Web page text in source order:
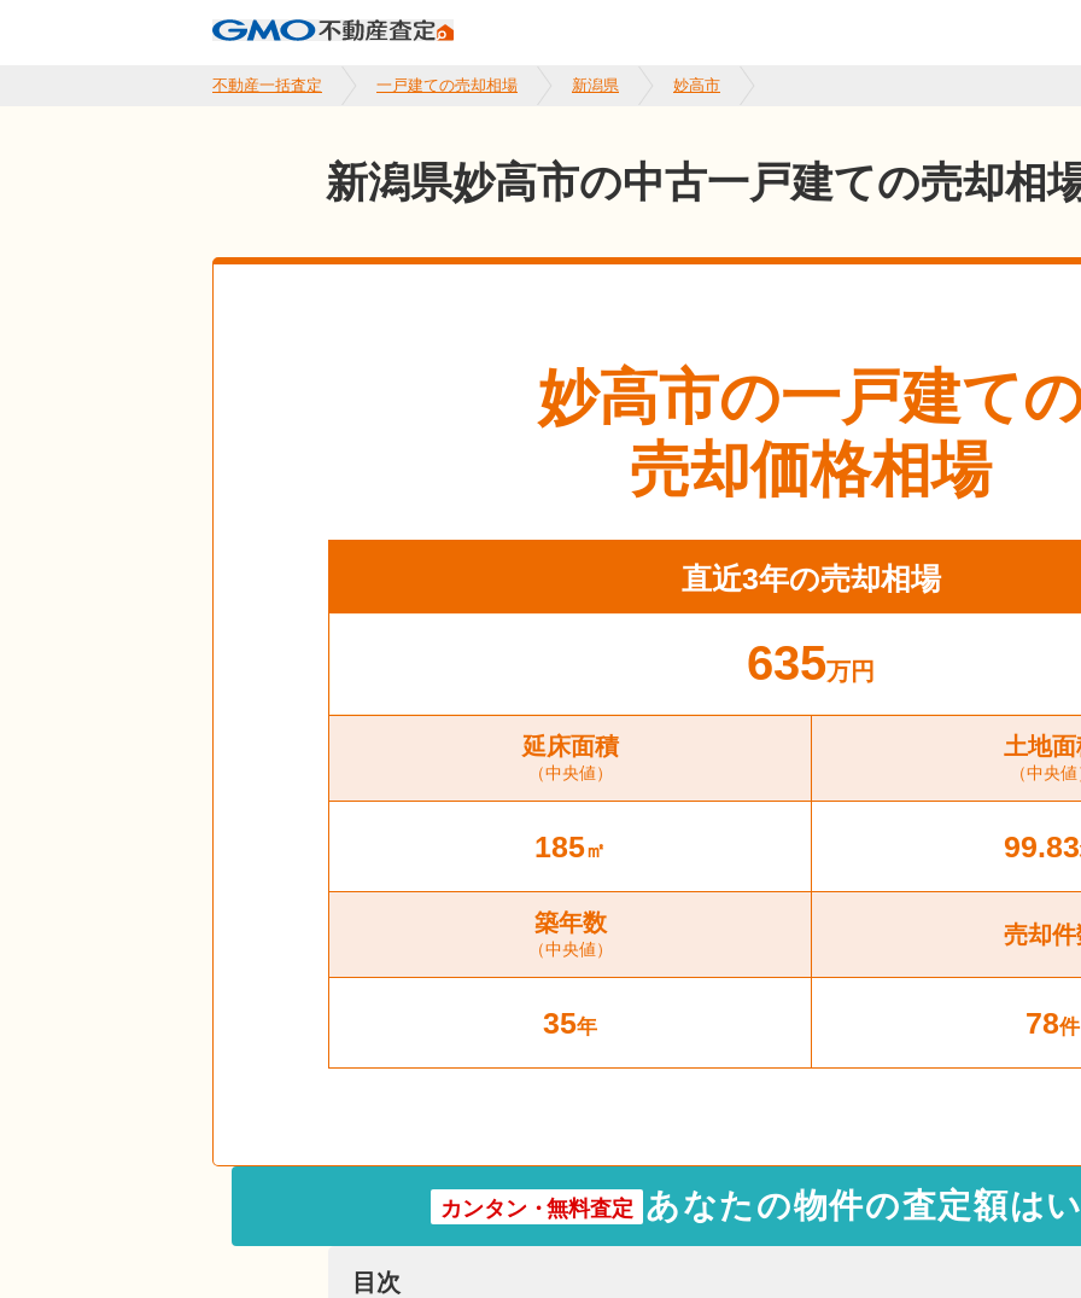
不動産一括査定 一戸建ての売却相場 新潟県 妙高市
新潟県妙高市の中古一戸建ての売却相
妙高市の一戸建て
売却価格相場
直近3年の売却相場
635万円
延床面積
（中央値）
土地面
（中央
185㎡ 99.83
築年数
（中央値）
売却件
35年 78件
カンタン・ 無料査定 あなたの物件の査定額は
目次